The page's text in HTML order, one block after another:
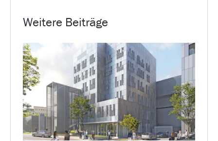
Weitere Beiträge